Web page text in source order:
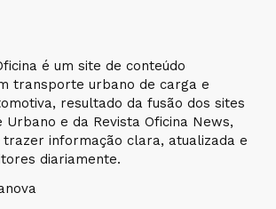
é um site de conteúdo
transporte urbano de carga e
resultado da fusão dos sites
Urbano e da Revista Oficina News,
informação clara, atualizada e
diariamente.